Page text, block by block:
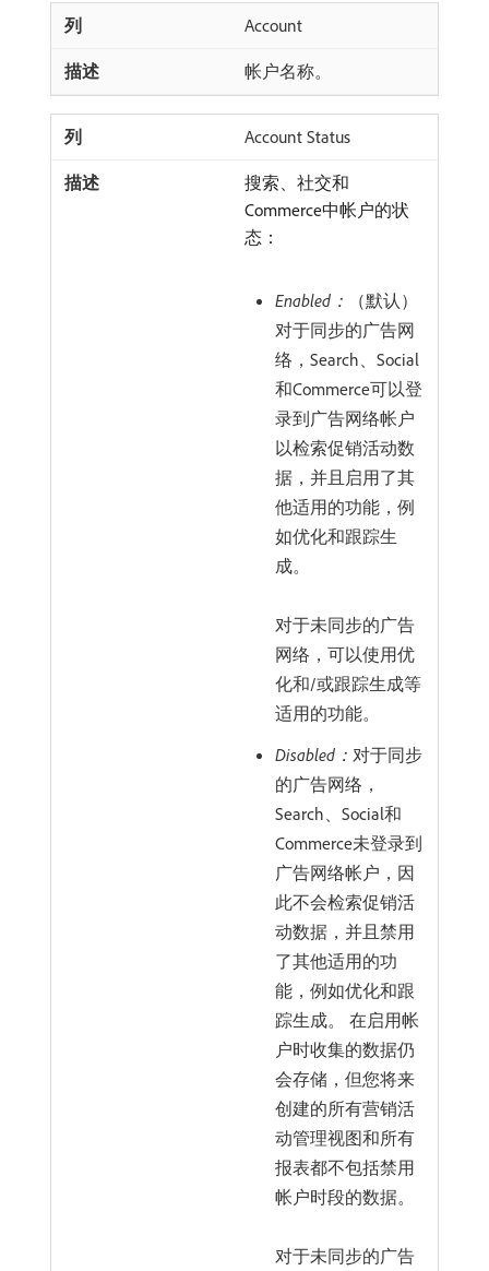
Account
帐户名称。
Account Status
搜索、社交和
Commerce中帐户的状
态：
Enabled：
（默认）
对于同步的广告网
络，Search、Social
和Commerce可以登
录到广告网络帐户
以检索促销活动数
据，并且启用了其
他适用的功能，例
如优化和跟踪生
成。
对于未同步的广告
网络，可以使用优
化和/或跟踪生成等
适用的功能。
Disabled： 对于同步
的广告网络，
Search、Social和
Commerce未登录到
广告网络帐户，因
此不会检索促销活
动数据，并且禁用
了其他适用的功
能，例如优化和跟
踪生成。 在启用帐
户时收集的数据仍
会存储，但您将来
创建的所有营销活
动管理视图和所有
报表都不包括禁用
帐户时段的数据。
对于未同步的广告